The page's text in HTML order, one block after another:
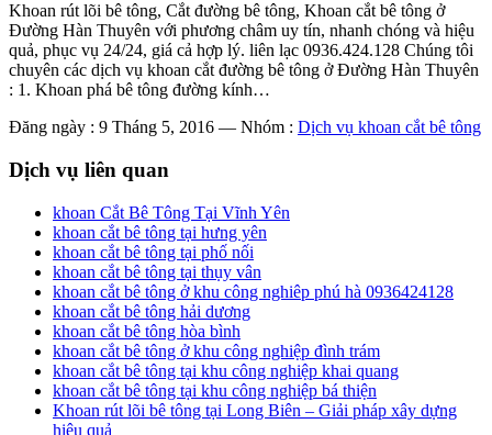
Khoan rút lõi bê tông, Cắt đường bê tông, Khoan cắt bê tông ở
Đường Hàn Thuyên với phương châm uy tín, nhanh chóng và hiệu
quả, phục vụ 24/24, giá cả hợp lý. liên lạc 0936.424.128 Chúng tôi
chuyên các dịch vụ khoan cắt đường bê tông ở Đường Hàn Thuyên
: 1. Khoan phá bê tông đường kính…
Đăng ngày : 9 Tháng 5, 2016 — Nhóm : Dịch vụ khoan cắt bê tông
Dịch vụ liên quan
khoan Cắt Bê Tông Tại Vĩnh Yên
khoan cắt bê tông tại hưng yên
khoan cắt bê tông tại phố nối
khoan cắt bê tông tại thụy vân
khoan cắt bê tông ở khu công nghiêp phú hà 0936424128
khoan cắt bê tông hải dương
khoan cắt bê tông hòa bình
khoan cắt bê tông ở khu công nghiệp đình trám
khoan cắt bê tông tại khu công nghiệp khai quang
khoan cắt bê tông tại khu công nghiệp bá thiện
Khoan rút lõi bê tông tại Long Biên – Giải pháp xây dựng
hiệu quả